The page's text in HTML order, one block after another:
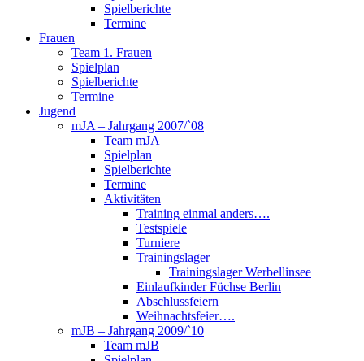
Spielberichte
Termine
Frauen
Team 1. Frauen
Spielplan
Spielberichte
Termine
Jugend
mJA – Jahrgang 2007/`08
Team mJA
Spielplan
Spielberichte
Termine
Aktivitäten
Training einmal anders….
Testspiele
Turniere
Trainingslager
Trainingslager Werbellinsee
Einlaufkinder Füchse Berlin
Abschlussfeiern
Weihnachtsfeier….
mJB – Jahrgang 2009/`10
Team mJB